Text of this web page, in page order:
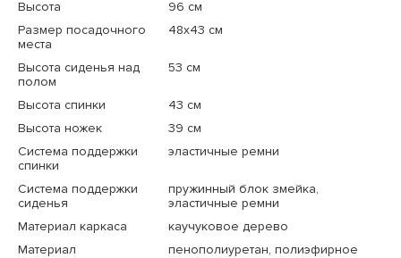
Высота
96 см
Размер посадочного
места
48x43 см
Высота сиденья над
полом
53 см
Высота спинки
43 см
Высота ножек
39 см
Система поддержки
спинки
эластичные ремни
Система поддержки
сиденья
пружинный блок змейка,
эластичные ремни
Материал каркаса
каучуковое дерево
Материал
пенополиуретан, полиэфирное